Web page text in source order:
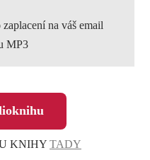
na váš email
MP3
KNIHY TADY